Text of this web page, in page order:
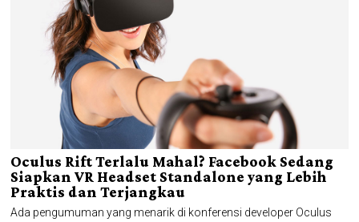
Oculus Rift Terlalu Mahal? Facebook Sedang
Siapkan VR Headset Standalone yang Lebih
Praktis dan Terjangkau
Ada pengumuman yang menarik di konferensi developer Oculus